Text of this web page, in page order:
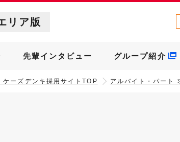
リア版
先輩インタビュー グループ紹介
ケーズデンキ採用サイトTOP アルバイト・パート